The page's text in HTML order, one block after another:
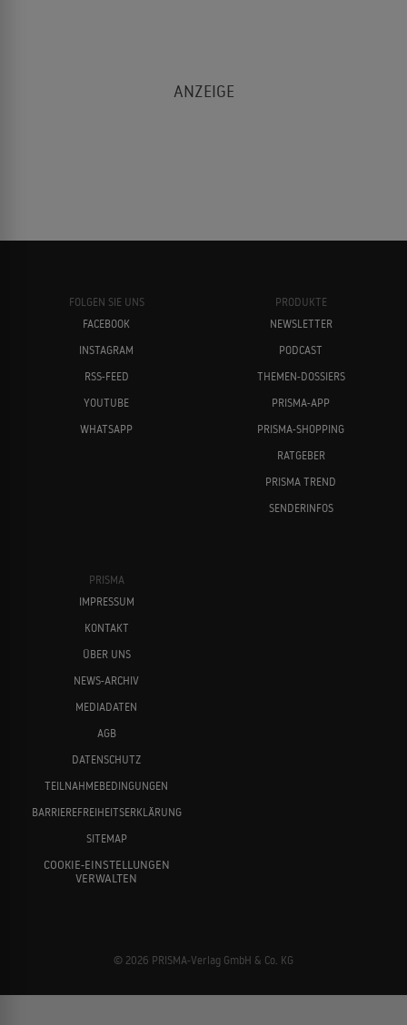
FOLGEN SIE UNS
FACEBOOK
INSTAGRAM
RSS-FEED
YOUTUBE
WHATSAPP
PRODUKTE
NEWSLETTER
PODCAST
THEMEN-DOSSIERS
PRISMA-APP
PRISMA-SHOPPING
RATGEBER
PRISMA TREND
SENDERINFOS
PRISMA
IMPRESSUM
KONTAKT
ÜBER UNS
NEWS-ARCHIV
MEDIADATEN
AGB
DATENSCHUTZ
TEILNAHMEBEDINGUNGEN
BARRIEREFREIHEITSERKLÄRUNG
SITEMAP
COOKIE-EINSTELLUNGEN
VERWALTEN
© 2026 PRISMA-Verlag GmbH & Co. KG